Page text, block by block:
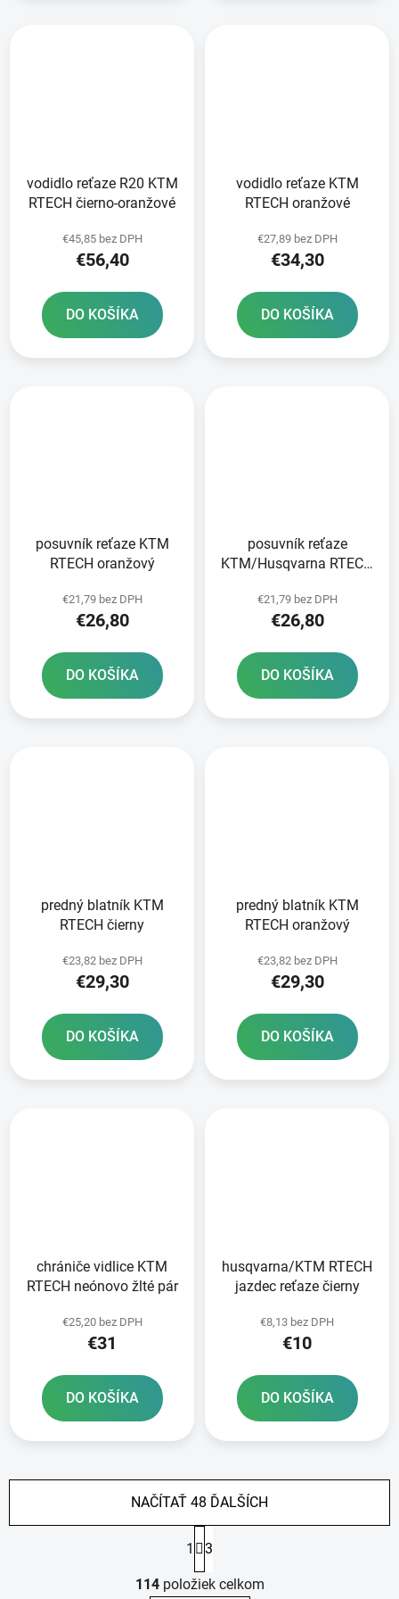
vodidlo reťaze R20 KTM
RTECH čierno-oranžové
€45,85 bez DPH
€56,40
DO KOŠÍKA
vodidlo reťaze KTM
RTECH oranžové
€27,89 bez DPH
€34,30
DO KOŠÍKA
posuvník reťaze KTM
RTECH oranžový
€21,79 bez DPH
€26,80
DO KOŠÍKA
posuvník reťaze
KTM/Husqvarna RTECH
€21,79 bez DPH
€26,80
DO KOŠÍKA
predný blatník KTM
RTECH čierny
€23,82 bez DPH
€29,30
DO KOŠÍKA
predný blatník KTM
RTECH oranžový
€23,82 bez DPH
€29,30
DO KOŠÍKA
chrániče vidlice KTM
RTECH neónovo žlté pár
€25,20 bez DPH
€31
DO KOŠÍKA
husqvarna/KTM RTECH
jazdec reťaze čierny
€8,13 bez DPH
€10
DO KOŠÍKA
O
v
NAČÍTAŤ 48 ĎALŠÍCH
S
t
r
á
1 3
114položiek celkom